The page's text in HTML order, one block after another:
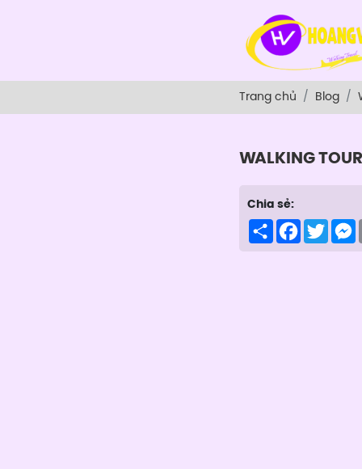
Trang chủ Blog
WALKING TOUR
Chia sẻ:
ShareFacebook